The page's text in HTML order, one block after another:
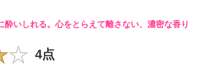
酔いしれる。心をとらえて離さない、濃密な香り
4点